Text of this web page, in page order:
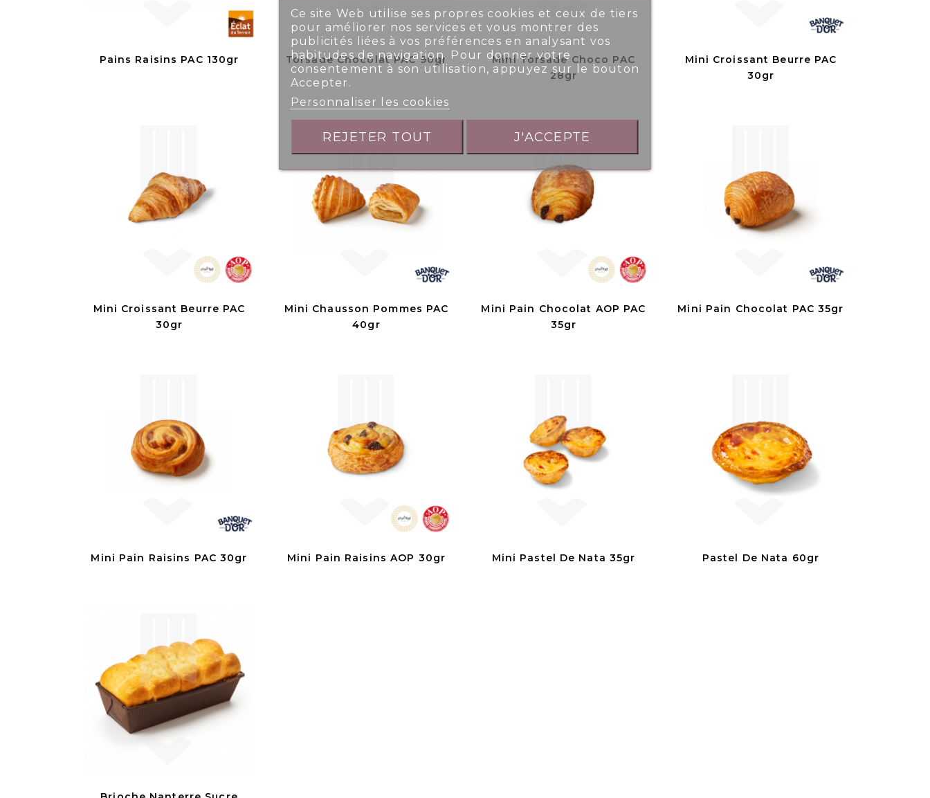
Pains Raisins PAC 130gr Torsade Chocolat PAC 90gr
Mini Torsade Choco PAC
28gr
Mini Croissant Beurre PAC
30gr
Mini Croissant Beurre PAC
30gr
Mini Chausson Pommes PAC
40gr
Mini Pain Chocolat AOP PAC
35gr
Mini Pain Chocolat PAC 35gr
Mini Pain Raisins PAC 30gr Mini Pain Raisins AOP 30gr Mini Pastel De Nata 35gr Pastel De Nata 60gr
Ce site Web utilise ses propres cookies et ceux de tiers
pour améliorer nos services et vous montrer des
publicités liées à vos préférences en analysant vos
habitudes de navigation. Pour donner votre
consentement à son utilisation, appuyez sur le bouton
Accepter.
Personnaliser les cookies
REJETER TOUT J'ACCEPTE